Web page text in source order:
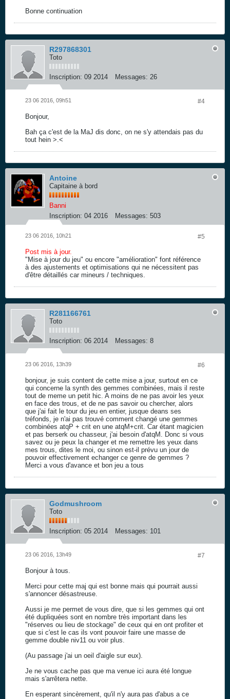
Bonne continuation
R297868301
Toto
Inscription: 09 2014 Messages: 26
#4
23 06 2016, 09h51
Bonjour,
Bah ça c'est de la MaJ dis donc, on ne s'y attendais pas du
tout hein >.<
Antoine
Capitaine à bord
Banni
Inscription: 04 2016 Messages: 503
#5
23 06 2016, 10h21
Post mis à jour.
"Mise à jour du jeu" ou encore "amélioration" font référence
à des ajustements et optimisations qui ne nécessitent pas
d'être détaillés car mineurs / techniques.
R281166761
Toto
Inscription: 06 2014 Messages: 8
#6
23 06 2016, 13h39
bonjour, je suis content de cette mise a jour, surtout en ce
qui concerne la synth des gemmes combinées, mais il reste
tout de meme un petit hic. A moins de ne pas avoir les yeux
en face des trous, et de ne pas savoir ou chercher, alors
que j'ai fait le tour du jeu en entier, jusque deans ses
tréfonds, je n'ai pas trouvé comment changé une gemmes
combinées atqP + crit en une atqM+crit. Car étant magicien
et pas berserk ou chasseur, j'ai besoin d'atqM. Donc si vous
savez ou je peux la changer et me remettre les yeux dans
mes trous, dites le moi, ou sinon est-il prévu un jour de
pouvoir effectivement echanger ce genre de gemmes ?
Merci a vous d'avance et bon jeu a tous
Godmushroom
Toto
Inscription: 05 2014 Messages: 101
#7
23 06 2016, 13h49
Bonjour à tous.
Merci pour cette maj qui est bonne mais qui pourrait aussi
s'annoncer désastreuse.
Aussi je me permet de vous dire, que si les gemmes qui ont
été dupliquées sont en nombre très important dans les
"réserves ou lieu de stockage" de ceux qui en ont profiter et
que si c'est le cas ils vont pouvoir faire une masse de
gemme double niv11 ou voir plus.
(Au passage j'ai un oeil d'aigle sur eux).
Je ne vous cache pas que ma venue ici aura été longue
mais s'arrêtera nette.
En esperant sincèrement, qu'il n'y aura pas d'abus a ce